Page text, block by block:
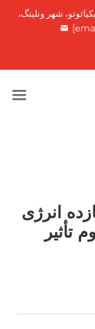
شهر ونلینگ،
انرژی